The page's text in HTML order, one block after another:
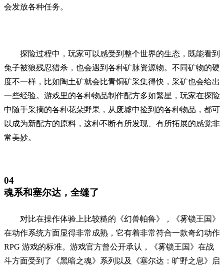
会发放各种任务。
探险过程中，玩家可以感受到整个世界的生态，既能看到
兔子被狼残忍猎杀，也会遇到各种矿脉资源物。不同矿物的硬
度不一样，比如陶土矿就会比青铜矿采集得快，采矿也会给出
一些经验。游戏里的各种物品制作配方多如繁星，玩家在探险
中随手采摘的各种花朵野果，从废墟中捡到的各种物品，都可
以成为新配方的原料，这种不断有所发现、有所拓展的感觉非
常美妙。
04
魂系和塞尔达，全缝了
对比在操作体验上比较糙的《幻兽帕鲁》，《雾锁王国》
在动作系统方面显得非常成熟，它有着非常符合一款奇幻动作
RPG 游戏的标准。游戏官方曾公开承认，《雾锁王国》在战
斗方面受到了《黑暗之魂》系列以及《塞尔达：旷野之息》启